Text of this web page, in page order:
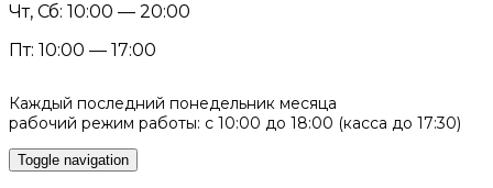
Чт, Сб: 10:00 — 20:00
Пт: 10:00 — 17:00
Каждый последний понедельник месяца
рабочий режим работы: с 10:00 до 18:00 (касса до 17:30)
Toggle navigation